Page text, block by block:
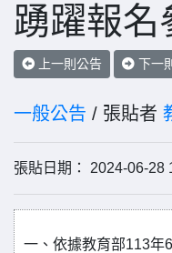
踴躍報名
上一則公告 下一
一般公告 / 張貼者
張貼日期： 2024-06-
一、依據教育部113年